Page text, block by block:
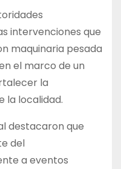
intervenciones que
maquinaria pesada
el marco de un
la
la localidad.
destacaron que
del
a eventos